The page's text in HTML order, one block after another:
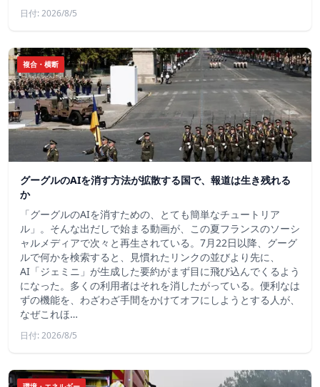
日付: 2026/8/5
複合・横断
グーグルのAIを消す方法が拡散する国で、報道は生き残れる
か
「グーグルのAIを消すための、とても簡単なチュートリア
ル」。そんな出だしで始まる動画が、この夏フランスのソーシ
ャルメディアで次々と再生されている。7月22日以降、グーグ
ルで何かを検索すると、見慣れたリンクの並びより先に、
AI「ジェミニ」が生成した要約がまず目に飛び込んでくるよう
になった。多くの利用者はそれを消したがっている。便利なは
ずの機能を、わざわざ手間をかけてオフにしようとする人が、
なぜこれほ…
日付: 2026/8/5